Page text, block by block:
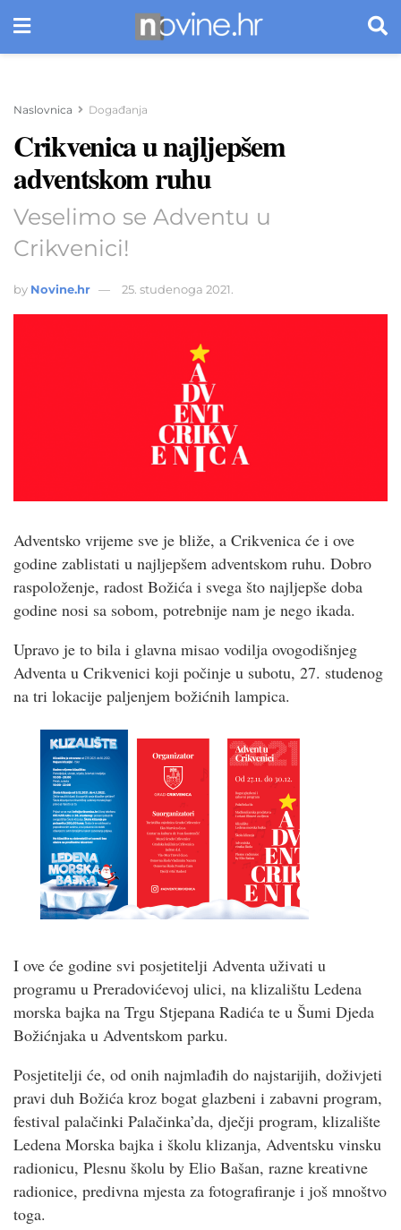
Naslovnica Događanja
Crikvenica u najljepšem
adventskom ruhu
Veselimo se Adventu u
Crikvenici!
by Novine.hr 25. studenoga 2021.
Adventsko vrijeme sve je bliže, a Crikvenica će i ove
godine zablistati u najljepšem adventskom ruhu. Dobro
raspoloženje, radost Božića i svega što najljepše doba
godine nosi sa sobom, potrebnije nam je nego ikada.
Upravo je to bila i glavna misao vodilja ovogodišnjeg
Adventa u Crikvenici koji počinje u subotu, 27. studenog
na tri lokacije paljenjem božićnih lampica.
I ove će godine svi posjetitelji Adventa uživati u
programu u Preradovićevoj ulici, na klizalištu Ledena
morska bajka na Trgu Stjepana Radića te u Šumi Djeda
Božićnjaka u Adventskom parku.
Posjetitelji će, od onih najmlađih do najstarijih, doživjeti
pravi duh Božića kroz bogat glazbeni i zabavni program,
festival palačinki Palačinka’da, dječji program, klizalište
Ledena Morska bajka i školu klizanja, Adventsku vinsku
radionicu, Plesnu školu by Elio Bašan, razne kreativne
radionice, predivna mjesta za fotografiranje i još mnoštvo
toga.